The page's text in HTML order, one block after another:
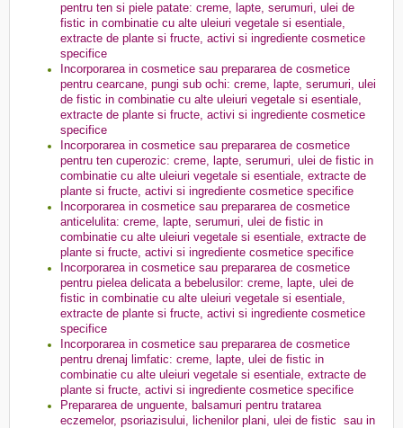
pentru ten si piele patate: creme, lapte, serumuri, ulei de
fistic in combinatie cu alte uleiuri vegetale si esentiale,
extracte de plante si fructe, activi si ingrediente cosmetice
specifice
Incorporarea in cosmetice sau prepararea de cosmetice
pentru cearcane, pungi sub ochi: creme, lapte, serumuri, ulei
de fistic in combinatie cu alte uleiuri vegetale si esentiale,
extracte de plante si fructe, activi si ingrediente cosmetice
specifice
Incorporarea in cosmetice sau prepararea de cosmetice
pentru ten cuperozic: creme, lapte, serumuri, ulei de fistic in
combinatie cu alte uleiuri vegetale si esentiale, extracte de
plante si fructe, activi si ingrediente cosmetice specifice
Incorporarea in cosmetice sau prepararea de cosmetice
anticelulita: creme, lapte, serumuri, ulei de fistic in
combinatie cu alte uleiuri vegetale si esentiale, extracte de
plante si fructe, activi si ingrediente cosmetice specifice
Incorporarea in cosmetice sau prepararea de cosmetice
pentru pielea delicata a bebelusilor: creme, lapte, ulei de
fistic in combinatie cu alte uleiuri vegetale si esentiale,
extracte de plante si fructe, activi si ingrediente cosmetice
specifice
Incorporarea in cosmetice sau prepararea de cosmetice
pentru drenaj limfatic: creme, lapte, ulei de fistic in
combinatie cu alte uleiuri vegetale si esentiale, extracte de
plante si fructe, activi si ingrediente cosmetice specifice
Prepararea de unguente, balsamuri pentru tratarea
eczemelor, psoriazisului, lichenilor plani, ulei de fistic sau in